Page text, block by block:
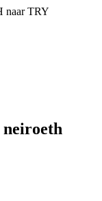
naar TRY
neiroeth